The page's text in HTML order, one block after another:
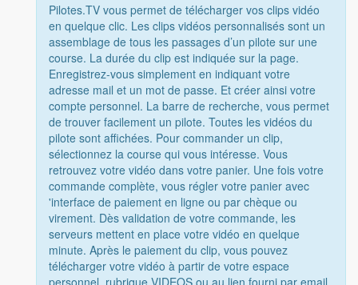
Pilotes.TV vous permet de télécharger vos clips vidéo
en quelque clic. Les clips vidéos personnalisés sont un
assemblage de tous les passages d’un pilote sur une
course. La durée du clip est indiquée sur la page.
Enregistrez-vous simplement en indiquant votre
adresse mail et un mot de passe. Et créer ainsi votre
compte personnel. La barre de recherche, vous permet
de trouver facilement un pilote. Toutes les vidéos du
pilote sont affichées. Pour commander un clip,
sélectionnez la course qui vous intéresse. Vous
retrouvez votre vidéo dans votre panier. Une fois votre
commande complète, vous régler votre panier avec
'interface de paiement en ligne ou par chèque ou
virement. Dès validation de votre commande, les
serveurs mettent en place votre vidéo en quelque
minute. Après le paiement du clip, vous pouvez
télécharger votre vidéo à partir de votre espace
personnel, rubrique VIDEOS ou au lien fourni par email.